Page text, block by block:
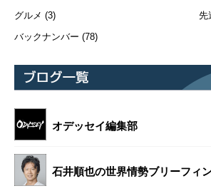
グルメ (3)
バックナンバー (78)
先
オデッセイ編集部
石井順也の世界情勢ブリーフィ